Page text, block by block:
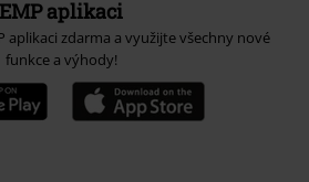
EMP aplikaci
aplikaci zdarma a využijte všechny nové
funkce a výhody!